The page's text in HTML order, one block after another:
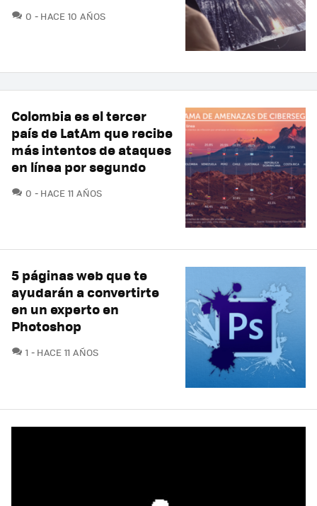
0 COMENTARIOS
HACE 10 AÑOS
Colombia es el tercer
país de LatAm que recibe
más intentos de ataques
en línea por segundo
0 COMENTARIOS
HACE 11 AÑOS
5 páginas web que te
ayudarán a convertirte
en un experto en
Photoshop
1 COMENTARIOS
HACE 11 AÑOS